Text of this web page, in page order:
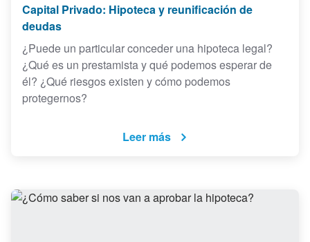
Capital Privado: Hipoteca y reunificación de
deudas
¿Puede un particular conceder una hipoteca legal?
¿Qué es un prestamista y qué podemos esperar de
él? ¿Qué riesgos existen y cómo podemos
protegernos?
Leer más